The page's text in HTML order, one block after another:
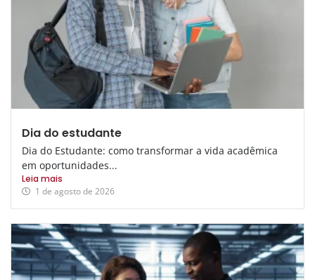
Dia do estudante
Dia do Estudante: como transformar a vida acadêmica
em oportunidades...
Leia mais
1 de agosto de 2026